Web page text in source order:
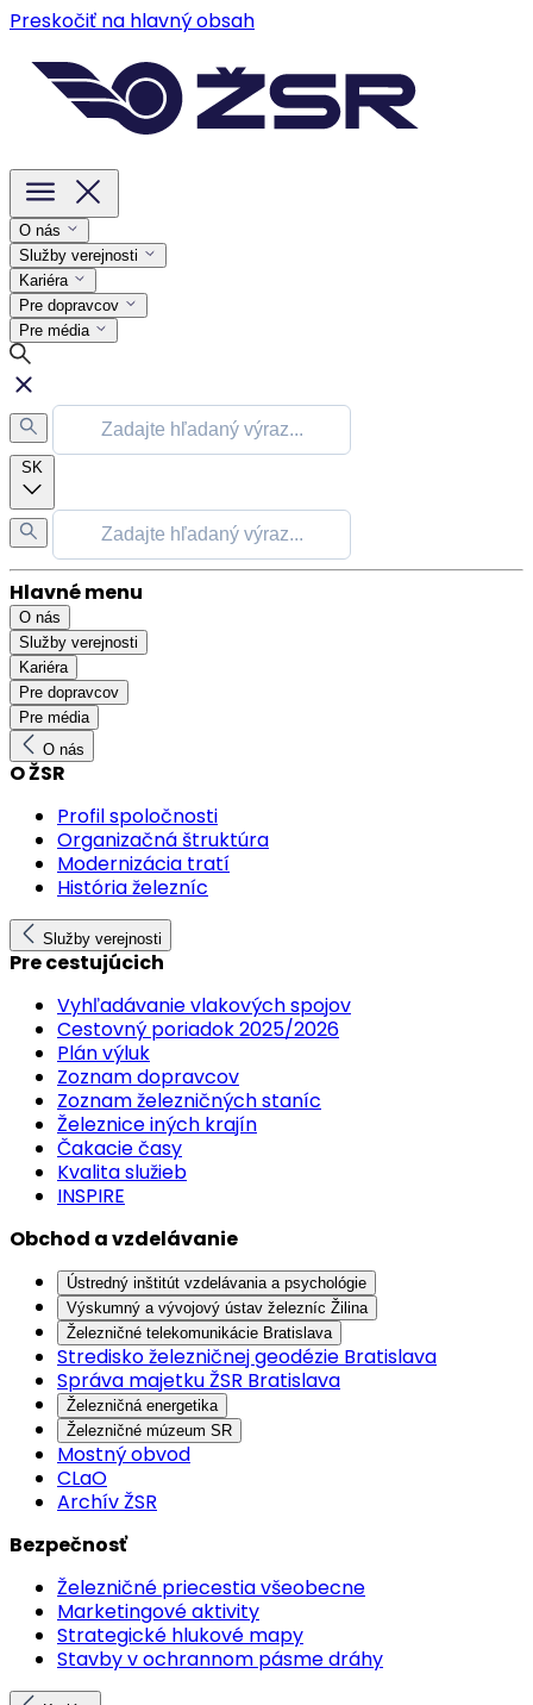
Preskočiť na hlavný obsah
O nás
Služby verejnosti
Kariéra
Pre dopravcov
Pre média
SK
Hlavné menu
O nás
Služby verejnosti
Kariéra
Pre dopravcov
Pre média
O nás
O ŽSR
Profil spoločnosti
Organizačná štruktúra
Modernizácia tratí
História železníc
Služby verejnosti
Pre cestujúcich
Vyhľadávanie vlakových spojov
Cestovný poriadok 2025/2026
Plán výluk
Zoznam dopravcov
Zoznam železničných staníc
Železnice iných krajín
Čakacie časy
Kvalita služieb
INSPIRE
Obchod a vzdelávanie
Ústredný inštitút vzdelávania a psychológie
Výskumný a vývojový ústav železníc Žilina
Železničné telekomunikácie Bratislava
Stredisko železničnej geodézie Bratislava
Správa majetku ŽSR Bratislava
Železničná energetika
Železničné múzeum SR
Mostný obvod
CLaO
Archív ŽSR
Bezpečnosť
Železničné priecestia všeobecne
Marketingové aktivity
Strategické hlukové mapy
Stavby v ochrannom pásme dráhy